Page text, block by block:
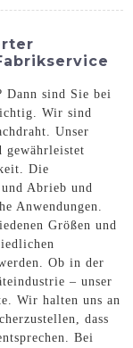
Dann sind Sie bei
Wir sind
Unser
gewährleistet
Die
Abrieb und
Anwendungen.
Größen und
Ob in der
– unser
Wir halten uns an
dass
Bei